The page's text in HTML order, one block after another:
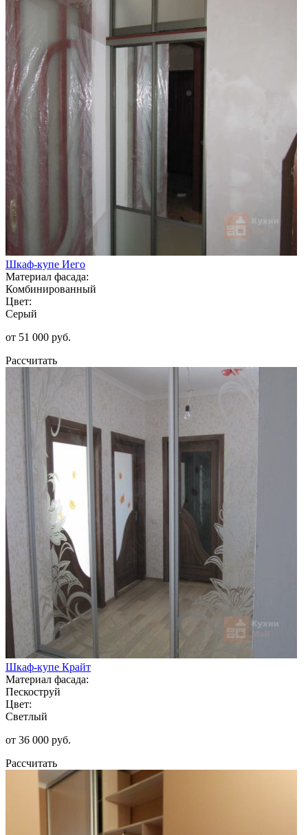
Шкаф-купе Иего
Материал фасада:
Комбинированный
Цвет:
Серый
от 51 000 руб.
Рассчитать
Шкаф-купе Крайт
Материал фасада:
Пескоструй
Цвет:
Светлый
от 36 000 руб.
Рассчитать